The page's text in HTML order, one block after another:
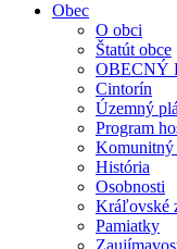
Obec
O obci
Štatút obce
OBECNÝ
Cintorín
Územný
Program
Komunitný
História
Osobnosti
Kráľovské
Pamiatky